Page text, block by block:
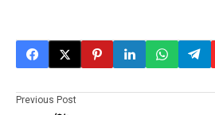
Previous Post